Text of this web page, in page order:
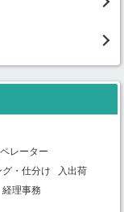
レーター
グ・仕分け
入出荷
経理事務